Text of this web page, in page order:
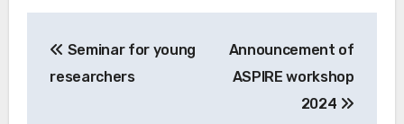
稿
Seminar for young
researchers
Announcement of
ASPIRE workshop
2024